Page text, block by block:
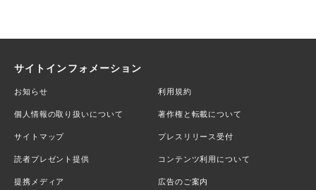
サイトインフォメーション
お知らせ 利用規約
個人情報の取り扱いについて 著作権と転載について
サイトマップ プレスリリース受付
読者プレゼント提供 コンテンツ利用について
提携メディア 広告のご案内